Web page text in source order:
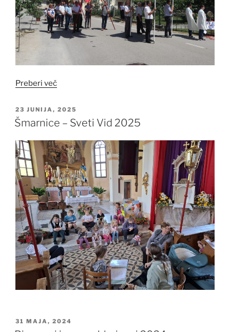
Preberi več“Telovska
2025”
OBJAVLJENO
DNE
23 JUNIJA, 2025
Šmarnice – Sveti Vid 2025
OBJAVLJENO
DNE
31 MAJA, 2024